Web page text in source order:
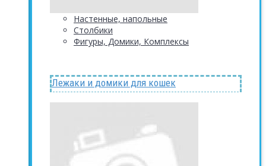
Настенные, напольные
Столбики
Фигуры, Домики, Комплексы
Лежаки и домики для кошек